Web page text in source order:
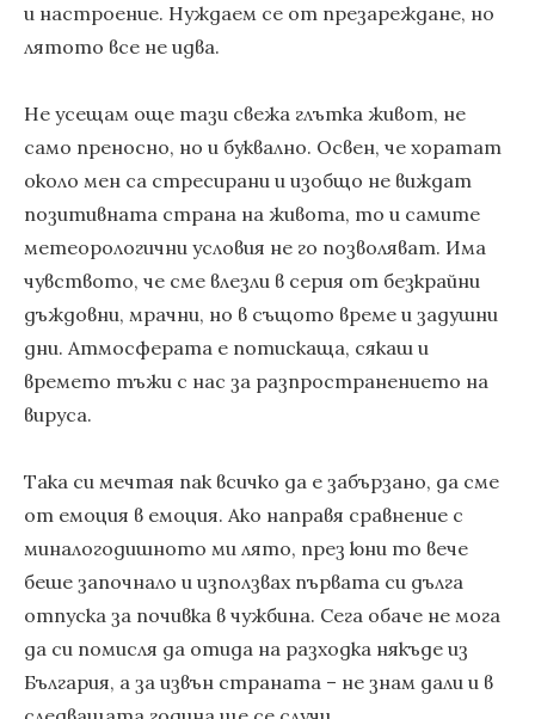
и настроение. Нуждаем се от презареждане, но
лятото все не идва.
Не усещам още тази свежа глътка живот, не
само преносно, но и буквално. Освен, че хоратат
около мен са стресирани и изобщо не виждат
позитивната страна на живота, то и самите
метеорологични условия не го позволяват. Има
чувството, че сме влезли в серия от безкрайни
дъждовни, мрачни, но в същото време и задушни
дни. Атмосферата е потискаща, сякаш и
времето тъжи с нас за разпространението на
вируса.
Така си мечтая пак всичко да е забързано, да сме
от емоция в емоция. Ако направя сравнение с
миналогодишното ми лято, през юни то вече
беше започнало и използвах първата си дълга
отпуска за почивка в чужбина. Сега обаче не мога
да си помисля да отида на разходка някъде из
България, а за извън страната – не знам дали и в